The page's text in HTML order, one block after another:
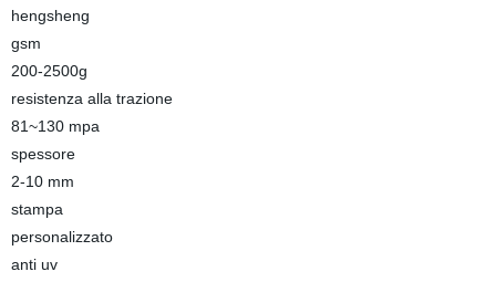
hengsheng
gsm
200-2500g
resistenza alla trazione
81~130 mpa
spessore
2-10 mm
stampa
personalizzato
anti uv